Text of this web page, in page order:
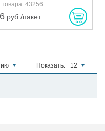
товара: 43256
руб./пакет
Показать: 12